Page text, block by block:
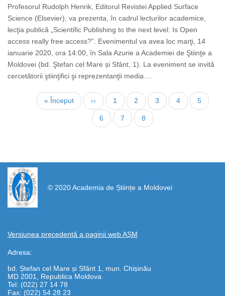
Profesorul Rudolph Henrik, Editorul Revistei Applied Surface
Science (Elsevier), va prezenta, în cadrul lecturilor academice,
lecţia publică „Scientific Publishing to the next level: Is Open
access really free access?”. Evenimentul va avea loc marţi, 14
ianuarie 2020, ora 14:00, în Sala Azurie a Academiei de Ştiinţe a
Moldovei (bd. Ştefan cel Mare și Sfânt, 1). La eveniment se invită
cercetătorii ştiinţifici şi reprezentanţii media....
Prima
pagină
« Început
Pagina
anterioară
‹‹ Page
1 Page
2 Page
3 Page
4 Page
5
Page
6 Page
7
Pagina
curentă
8
© 2020 Academia de Științe a Moldovei
Versiunea precedentă a paginii web AȘM
Adresa:
bd. Ștefan cel Mare și Sfânt 1, mun. Chișinău
MD 2001, Republica Moldova
Tel: (022) 27 14 78
Fax: (022) 54 28 23
https://propletenie.ru/